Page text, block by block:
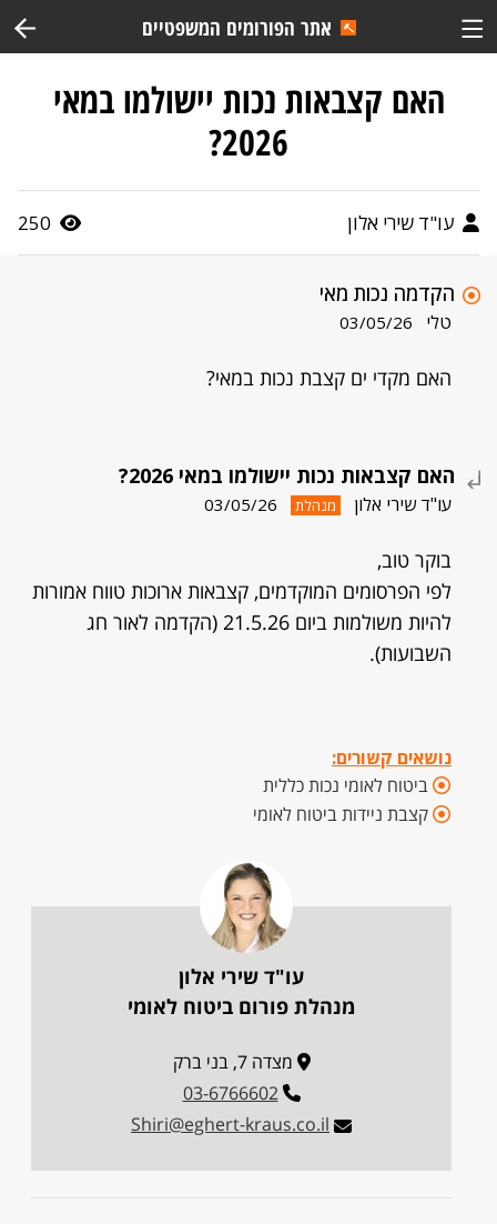
אתר הפורומים המשפטיים
האם קצבאות נכות יישולמו במאי
2026?
עו"ד שירי אלון 250
הקדמה נכות מאי
טלי 03/05/26
האם מקדי ים קצבת נכות במאי?
האם קצבאות נכות יישולמו במאי 2026?
עו"ד שירי אלון מנהלת 03/05/26
בוקר טוב,
לפי הפרסומים המוקדמים, קצבאות ארוכות טווח אמורות
להיות משולמות ביום 21.5.26 (הקדמה לאור חג
השבועות).
נושאים קשורים:
ביטוח לאומי נכות כללית
קצבת ניידות ביטוח לאומי
עו"ד שירי אלון
מנהלת פורום ביטוח לאומי
מצדה 7, בני ברק
03-6766602
Shiri@eghert-kraus.co.il